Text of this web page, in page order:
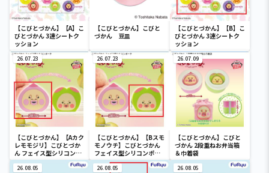
【こびとづかん】【A】こ
びとづかん 3連シートク
ッション
【こびとづかん】こびと
づかん 豆皿
【こびとづかん】【B】こ
びとづかん 3連シートク
ッション
26.07.23
【こびとづかん】【Aカク
レモモジリ】こびとづか
ん フェイス型シリコンポ
ーチ
26.07.23
【こびとづかん】【Bスモ
モノウチ】こびとづかん
フェイス型シリコンポー
チ
26.07.09
【こびとづかん】こびと
づかん 2段重ねお弁当箱
＆巾着袋
26.08.05 26.08.05 26.08.05